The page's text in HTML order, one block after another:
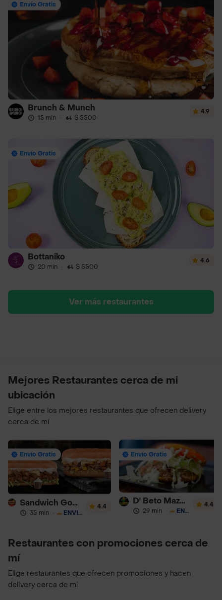
Envío Gratis
Brunch & Munch
15 min · $ 5500
4.9
Envío Gratis
Bottaniko
20 min · $ 5500
4.6
Ver más restaurantes
Mejores Restaurantes cerca de mi
ubicación
Elige entre los mejores restaurantes que ofrecen delivery
cerca de mí
Envío Gratis
Sandwich Gourmet Salsa de Ajo
35 min · ENVÍO GRATIS
4.4
Envío Gratis
D' Beto Mazorcada
29 min · ENVÍO GRATIS
4.4
Restaurantes con promociones cerca de
mí
Elige restaurantes que ofrecen promociones y hacen
delivery cerca de mí